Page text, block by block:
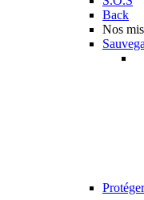
Back
Nos
Protéger